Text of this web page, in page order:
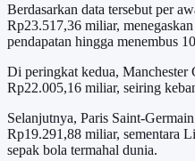
Berdasarkan data tersebut per
Rp23.517,36 miliar,
pendapatan hingga menembus
Di peringkat kedua, Manchester
Rp22.005,16 miliar, seiring
Selanjutnya, Paris Saint-
Rp19.291,88 miliar, sementara
sepak bola termahal dunia.